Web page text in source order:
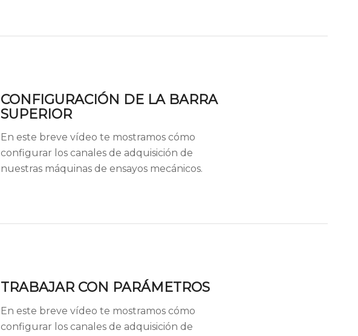
CONFIGURACIÓN DE LA BARRA
SUPERIOR
En este breve vídeo te mostramos cómo
configurar los canales de adquisición de
nuestras máquinas de ensayos mecánicos.
TRABAJAR CON PARÁMETROS
En este breve vídeo te mostramos cómo
configurar los canales de adquisición de